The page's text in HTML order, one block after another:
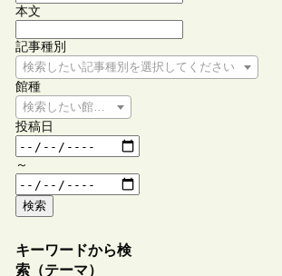
本文
記事種別
検索したい記事種別を選択してください
館種
検索したい館種を選択してください
投稿日
～
検索
キーワードから検
索（テーマ）